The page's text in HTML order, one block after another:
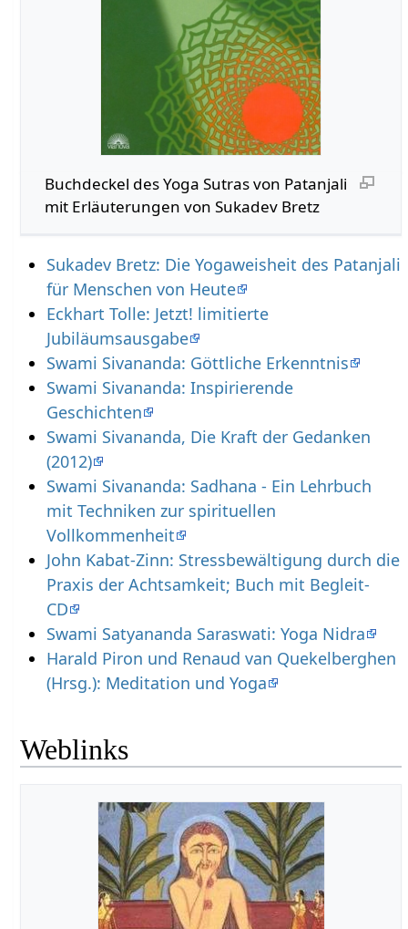
Buchdeckel des Yoga Sutras von Patanjali
mit Erläuterungen von Sukadev Bretz
Sukadev Bretz: Die Yogaweisheit des Patanjali
für Menschen von Heute
Eckhart Tolle: Jetzt! limitierte
Jubiläumsausgabe
Swami Sivananda: Göttliche Erkenntnis
Swami Sivananda: Inspirierende
Geschichten
Swami Sivananda, Die Kraft der Gedanken
(2012)
Swami Sivananda: Sadhana - Ein Lehrbuch
mit Techniken zur spirituellen
Vollkommenheit
John Kabat-Zinn: Stressbewältigung durch die
Praxis der Achtsamkeit; Buch mit Begleit-
CD
Swami Satyananda Saraswati: Yoga Nidra
Harald Piron und Renaud van Quekelberghen
(Hrsg.): Meditation und Yoga
Weblinks